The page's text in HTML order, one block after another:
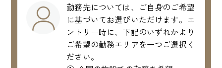
勤務先については、ご自身のご希望
に基づいてお選びいただけます。エ
ントリー時に、下記のいずれかより
ご希望の勤務エリアを一つご選択く
ださい。